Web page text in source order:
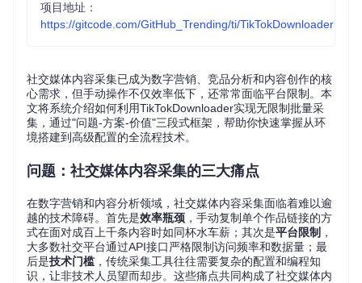
项目地址：
https://gitcode.com/GitHub_Trending/ti/TikTokDownloader
社交媒体内容采集已成为数字营销、竞品分析和内容创作的核
心需求，但手动操作不仅效率低下，还常常面临平台限制。本
文将系统介绍如何利用TikTokDownloader实现无限制批量采
集，通过"问题-方案-价值"三段式框架，帮助你快速掌握从环
境搭建到高级配置的全流程技术。
问题：社交媒体内容采集的三大痛点
在数字营销和内容分析领域，社交媒体内容采集面临着难以逾
越的技术障碍。首先是效率瓶颈 ，手动复制单个作品链接的方
式在面对成百上千条内容时如同杯水车薪；其次是平台限制 ，
大多数社交平台通过API接口严格限制访问频率和数据量；最
后是技术门槛 ，传统采集工具往往需要复杂的配置和编程知
识，让非技术人员望而却步。这些痛点共同构成了社交媒体内